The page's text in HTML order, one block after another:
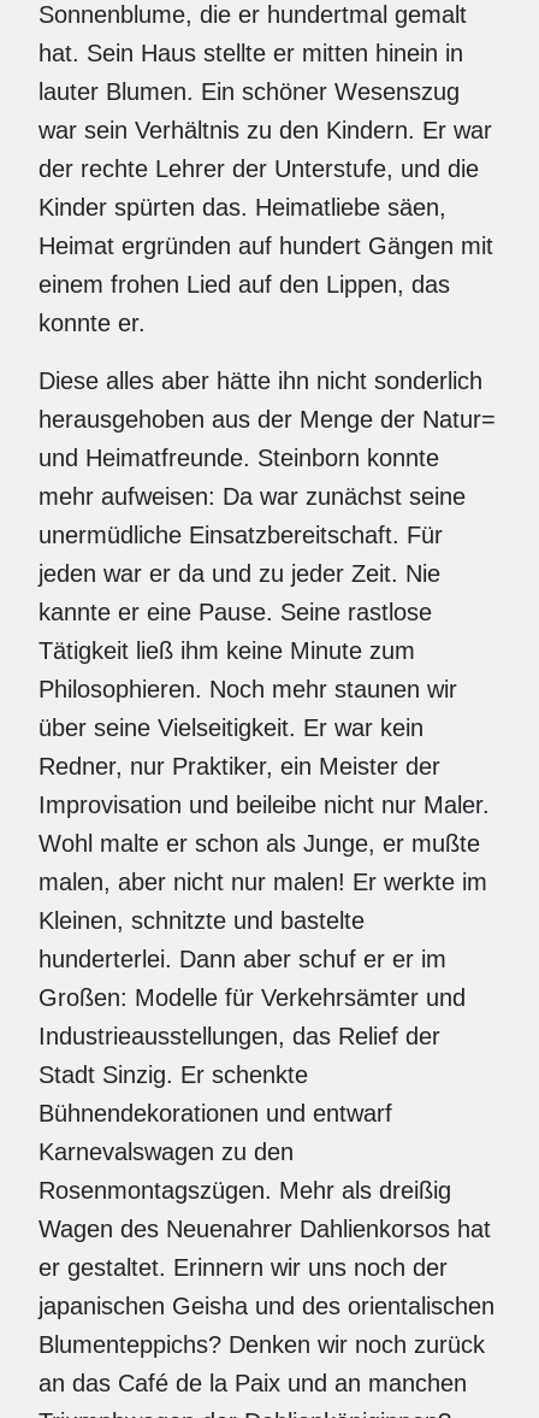
Sonnenblume, die er hundertmal gemalt
hat. Sein Haus stellte er mitten hinein in
lauter Blumen. Ein schöner Wesenszug
war sein Verhältnis zu den Kindern. Er war
der rechte Lehrer der Unterstufe, und die
Kinder spürten das. Heimatliebe säen,
Heimat ergründen auf hundert Gängen mit
einem frohen Lied auf den Lippen, das
konnte er.
Diese alles aber hätte ihn nicht sonderlich
herausgehoben aus der Menge der Natur=
und Heimatfreunde. Steinborn konnte
mehr aufweisen: Da war zunächst seine
unermüdliche Einsatzbereitschaft. Für
jeden war er da und zu jeder Zeit. Nie
kannte er eine Pause. Seine rastlose
Tätigkeit ließ ihm keine Minute zum
Philosophieren. Noch mehr staunen wir
über seine Vielseitigkeit. Er war kein
Redner, nur Praktiker, ein Meister der
Improvisation und beileibe nicht nur Maler.
Wohl malte er schon als Junge, er mußte
malen, aber nicht nur malen! Er werkte im
Kleinen, schnitzte und bastelte
hunderterlei. Dann aber schuf er er im
Großen: Modelle für Verkehrsämter und
Industrieausstellungen, das Relief der
Stadt Sinzig. Er schenkte
Bühnendekorationen und entwarf
Karnevalswagen zu den
Rosenmontagszügen. Mehr als dreißig
Wagen des Neuenahrer Dahlienkorsos hat
er gestaltet. Erinnern wir uns noch der
japanischen Geisha und des orientalischen
Blumenteppichs? Denken wir noch zurück
an das Café de la Paix und an manchen